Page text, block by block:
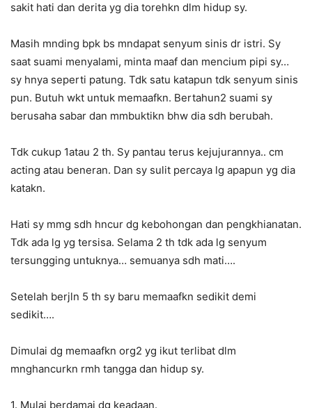
sakit hati dan derita yg dia torehkn dlm hidup sy.
Masih mnding bpk bs mndapat senyum sinis dr istri. Sy
saat suami menyalami, minta maaf dan mencium pipi sy…
sy hnya seperti patung. Tdk satu katapun tdk senyum sinis
pun. Butuh wkt untuk memaafkn. Bertahun2 suami sy
berusaha sabar dan mmbuktikn bhw dia sdh berubah.
Tdk cukup 1atau 2 th. Sy pantau terus kejujurannya.. cm
acting atau beneran. Dan sy sulit percaya lg apapun yg dia
katakn.
Hati sy mmg sdh hncur dg kebohongan dan pengkhianatan.
Tdk ada lg yg tersisa. Selama 2 th tdk ada lg senyum
tersungging untuknya… semuanya sdh mati….
Setelah berjln 5 th sy baru memaafkn sedikit demi
sedikit….
Dimulai dg memaafkn org2 yg ikut terlibat dlm
mnghancurkn rmh tangga dan hidup sy.
1. Mulai berdamai dg keadaan.